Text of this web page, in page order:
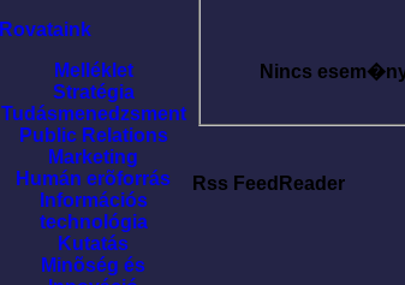
Rovataink
Melléklet
Stratégia
Tudásmenedzsment
Public Relations
Marketing
Humán erõforrás
Információs
technológia
Kutatás
Minõség és
Nincs
Rss FeedReader